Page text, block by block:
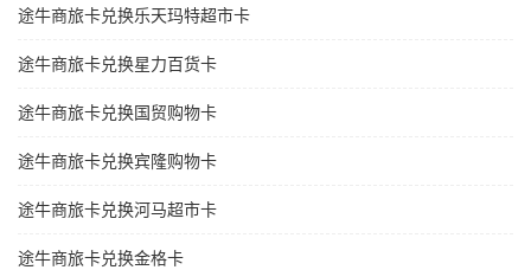
途牛商旅卡兑换乐天玛特超市卡
途牛商旅卡兑换星力百货卡
途牛商旅卡兑换国贸购物卡
途牛商旅卡兑换宾隆购物卡
途牛商旅卡兑换河马超市卡
途牛商旅卡兑换金格卡